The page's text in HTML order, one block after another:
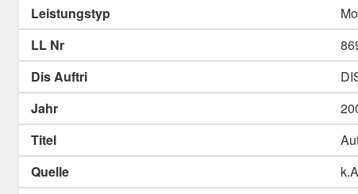
Leistungstyp
LL Nr
Dis Auftri
Jahr
Titel
Quelle